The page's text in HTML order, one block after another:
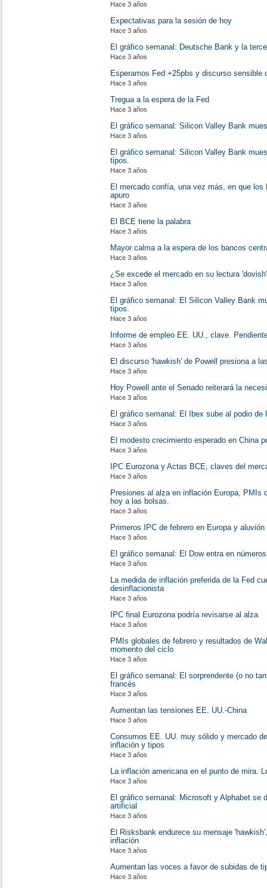
Hace 3 años
Expectativas para la sesión de hoy
Hace 3 años
El gráfico semanal: Deutsche Bank y la
Hace 3 años
Esperamos Fed +25pbs y discurso sensible
Hace 3 años
Tregua a la espera de la Fed
Hace 3 años
El gráfico semanal: Silicon Valley Bank
Hace 3 años
El gráfico semanal: Silicon Valley Bank
tipos.
Hace 3 años
El mercado confía, una vez más, en que
apuro
Hace 3 años
El BCE tiene la palabra
Hace 3 años
Mayor calma a la espera de los bancos
Hace 3 años
¿Se excede el mercado en su lectura
Hace 3 años
El gráfico semanal: El Silicon Valley Bank
tipos.
Hace 3 años
Informe de empleo EE. UU., clave.
Hace 3 años
El discurso 'hawkish' de Powell presiona a
Hace 3 años
Hoy Powell ante el Senado reiterará la
Hace 3 años
El gráfico semanal: El Ibex sube al podio de
Hace 3 años
El modesto crecimiento esperado en China
Hace 3 años
IPC Eurozona y Actas BCE, claves del
Hace 3 años
Presiones al alza en inflación Europa, PMIs
hoy a las bolsas.
Hace 3 años
Primeros IPC de febrero en Europa y
Hace 3 años
El gráfico semanal: El Dow entra en
Hace 3 años
La medida de inflación preferida de la Fed
desinflacionista
Hace 3 años
IPC final Eurozona podría revisarse al alza
Hace 3 años
PMIs globales de febrero y resultados de
momento del ciclo
Hace 3 años
El gráfico semanal: El sorprendente (o no
francés
Hace 3 años
Aumentan las tensiones EE. UU.-China
Hace 3 años
Consumos EE. UU. muy sólido y mercado
inflación y tipos
Hace 3 años
La inflación americana en el punto de mira.
Hace 3 años
El gráfico semanal: Microsoft y Alphabet se
artificial
Hace 3 años
El Risksbank endurece su mensaje
inflación
Hace 3 años
Aumentan las voces a favor de subidas de
Hace 3 años